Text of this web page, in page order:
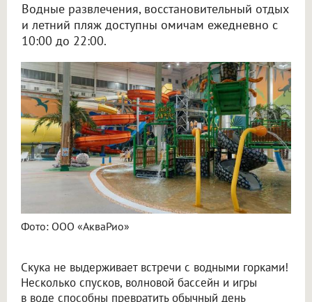
Водные развлечения, восстановительный отдых
и летний пляж доступны омичам ежедневно с
10:00 до 22:00.
Фото: ООО «АкваРио»
Скука не выдерживает встречи с водными горками!
Несколько спусков, волновой бассейн и игры
в воде способны превратить обычный день